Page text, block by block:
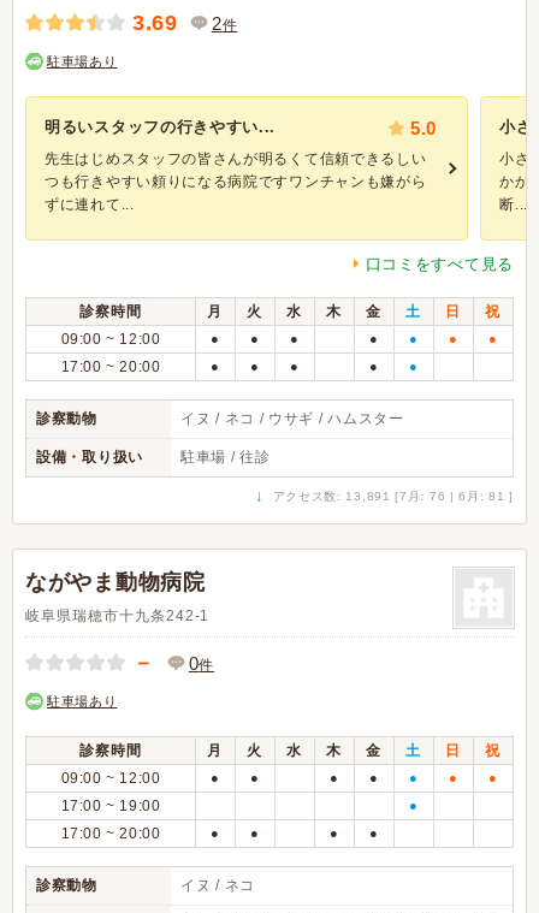
3.69 2件
駐車場あり
明るいスタッフの行きやすい... 5.0
先生はじめスタッフの皆さんが明るくて信頼できるしい
つも行きやすい頼りになる病院ですワンチャンも嫌がら
ずに連れて...
小さ
小さ
かか
断...
口コミをすべて見る
診察時間 月 火 水 木 金 土 日
祝
09:00 ~ 12:00
● ● ● ● ● ● ●
17:00 ~ 20:00 ● ● ● ● ●
診察動物 イヌ / ネコ / ウサギ / ハムスター
設備・取り扱い 駐車場 / 往診
↓ アクセス数: 13,891 [7月: 76 | 6月: 81 ]
ながやま動物病院
岐阜県瑞穂市十九条242-1
－ 0件
駐車場あり
診察時間 月 火 水 木 金 土 日
祝
09:00 ~ 12:00
● ● ● ● ● ● ●
17:00 ~ 19:00 ●
17:00 ~ 20:00 ● ● ● ●
診察動物 イヌ / ネコ